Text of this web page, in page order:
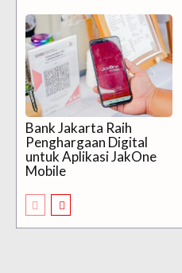
Bank Jakarta Raih
Penghargaan Digital
untuk Aplikasi JakOne
Mobile